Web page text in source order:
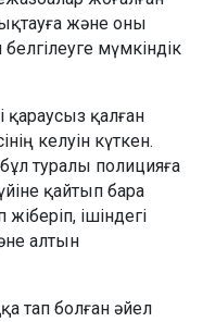
және оны
мүмкіндік
қараусыз қалған
келуін күткен.
туралы полицияға
қайтып бара
ішіндегі
алтын
тап болған әйел